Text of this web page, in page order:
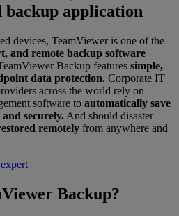
backup application
devices, TeamViewer is one of the
and remote backup software
Backup features simple,
data protection. Corporate IT
across the world rely on
software to automatically save
securely. And should disaster
remotely from anywhere and
Backup?